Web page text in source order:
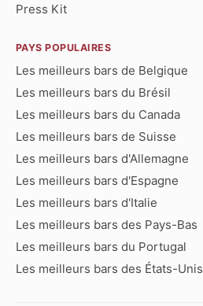
Press Kit
PAYS POPULAIRES
Les meilleurs bars de Belgique
Les meilleurs bars du Brésil
Les meilleurs bars du Canada
Les meilleurs bars de Suisse
Les meilleurs bars d'Allemagne
Les meilleurs bars d'Espagne
Les meilleurs bars d'Italie
Les meilleurs bars des Pays-Bas
Les meilleurs bars du Portugal
Les meilleurs bars des États-Unis